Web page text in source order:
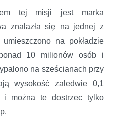
tej misji jest marka
znalazła się na jednej z
na pokładzie
10 milionów osób i
na sześcianach przy
wysokość zaledwie 0,1
i można te dostrzec tylko